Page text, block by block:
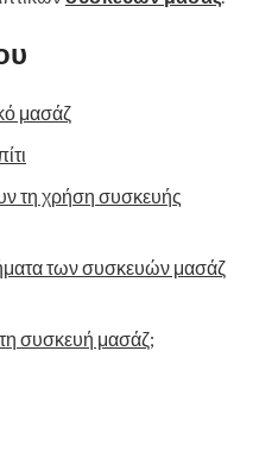
μασάζ
τη χρήση συσκευής
των συσκευών μασάζ
συσκευή μασάζ;